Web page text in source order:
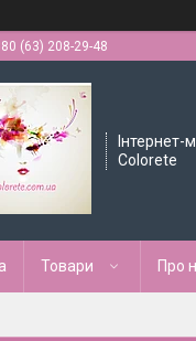
(63) 208-29-48
Інтернет-
Colorete
Товари Про